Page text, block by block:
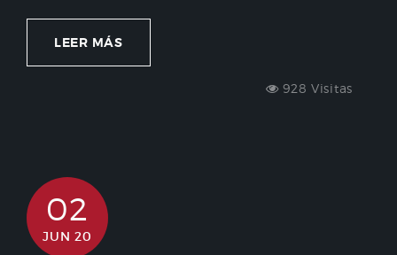
LEER MÁS
928 Visitas
02
JUN 20